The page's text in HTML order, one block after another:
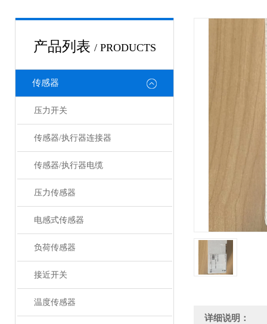
产品列表 / PRODUCTS
传感器
压力开关
传感器/执行器连接器
传感器/执行器电缆
压力传感器
电感式传感器
负荷传感器
接近开关
温度传感器
详细说明：